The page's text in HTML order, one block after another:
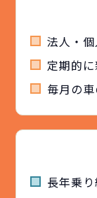
法人・
定期的
毎月の
長年乗